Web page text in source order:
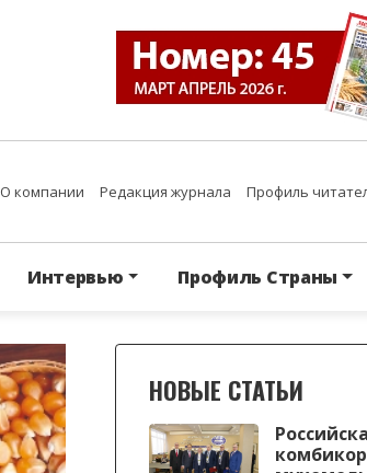
О компании Редакция журнала Профиль
Интервью Профиль Страны
НОВЫЕ СТАТЬИ